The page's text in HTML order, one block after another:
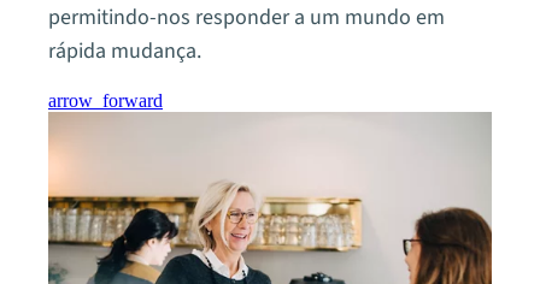
permitindo-nos responder a um mundo em
rápida mudança.
arrow_forward